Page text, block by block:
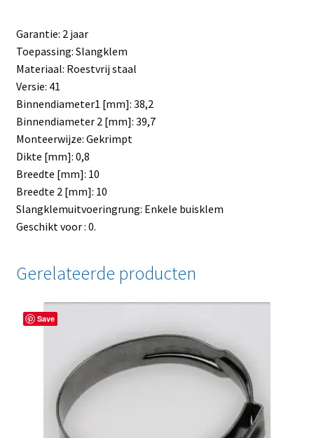
Garantie: 2 jaar
Toepassing: Slangklem
Materiaal: Roestvrij staal
Versie: 41
Binnendiameter1 [mm]: 38,2
Binnendiameter 2 [mm]: 39,7
Monteerwijze: Gekrimpt
Dikte [mm]: 0,8
Breedte [mm]: 10
Breedte 2 [mm]: 10
Slangklemuitvoeringrung: Enkele buisklem
Geschikt voor : 0.
Gerelateerde producten
Save